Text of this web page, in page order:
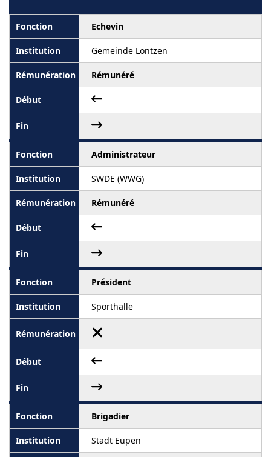
Echevin
Gemeinde Lontzen
Rémunéré
Administrateur
SWDE (WWG)
Rémunéré
Président
Sporthalle
Brigadier
Stadt Eupen